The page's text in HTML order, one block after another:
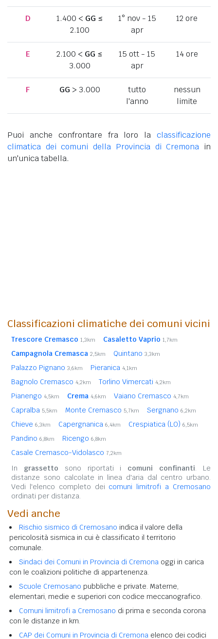
D 1.400 < GG ≤
2.100
1° nov - 15
apr
12 ore
E 2.100 < GG ≤
3.000
15 ott - 15
apr
14 ore
F GG > 3.000
tutto
l'anno
nessun
limite
Puoi anche confrontare fra loro la classificazione
climatica dei comuni della Provincia di Cremona in
un'unica tabella.
Classificazioni climatiche dei comuni vicini
Trescore Cremasco 1,3km Casaletto Vaprio 1,7km
Campagnola Cremasca 2,5km Quintano 3,3km
Palazzo Pignano 3,6km Pieranica 4,1km
Bagnolo Cremasco 4,2km Torlino Vimercati 4,2km
Pianengo 4,5km Crema 4,6km Vaiano Cremasco 4,7km
Capralba 5,5km Monte Cremasco 5,7km Sergnano 6,2km
Chieve 6,3km Capergnanica 6,4km Crespiatica (LO) 6,5km
Pandino 6,8km Ricengo 6,8km
Casale Cremasco-Vidolasco 7,2km
In grassetto sono riportati i comuni confinanti. Le
distanze sono calcolate in linea d'aria dal centro urbano.
Vedi l'elenco completo dei comuni limitrofi a Cremosano
ordinati per distanza.
Vedi anche
Rischio sismico di Cremosano indica il valore della
pericolosità sismica in cui è classificato il territorio
comunale.
Sindaci dei Comuni in Provincia di Cremona oggi in carica
con le coalizioni politiche di appartenenza.
Scuole Cremosano pubbliche e private. Materne,
elementari, medie e superiori con codice meccanografico.
Comuni limitrofi a Cremosano di prima e seconda corona
con le distanze in km.
CAP dei Comuni in Provincia di Cremona elenco dei codici